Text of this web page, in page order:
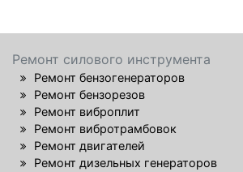
Ремонт силового инструмента
Ремонт бензогенераторов
Ремонт бензорезов
Ремонт виброплит
Ремонт вибротрамбовок
Ремонт двигателей
Ремонт дизельных генераторов